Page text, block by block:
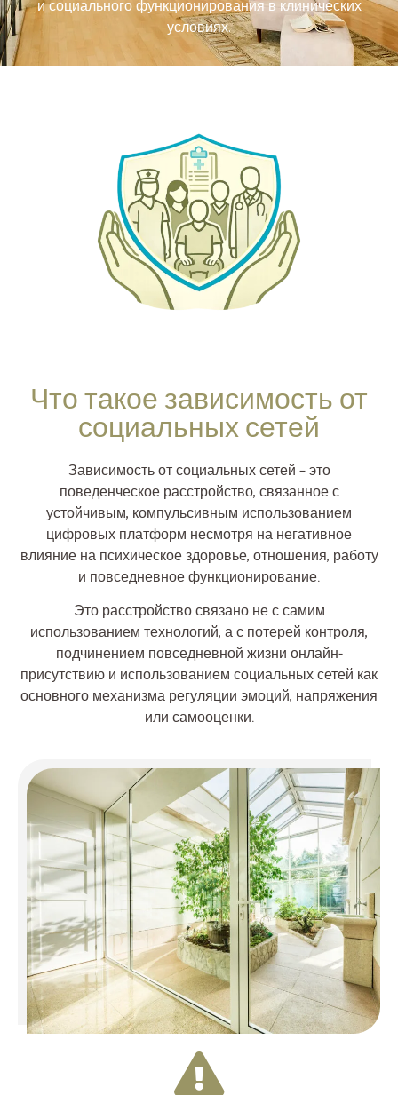
и социального функционирования в клинических
условиях.
Что такое зависимость от
социальных сетей
Зависимость от социальных сетей – это
поведенческое расстройство, связанное с
устойчивым, компульсивным использованием
цифровых платформ несмотря на негативное
влияние на психическое здоровье, отношения, работу
и повседневное функционирование.
Это расстройство связано не с самим
использованием технологий, а с потерей контроля,
подчинением повседневной жизни онлайн-
присутствию и использованием социальных сетей как
основного механизма регуляции эмоций, напряжения
или самооценки.